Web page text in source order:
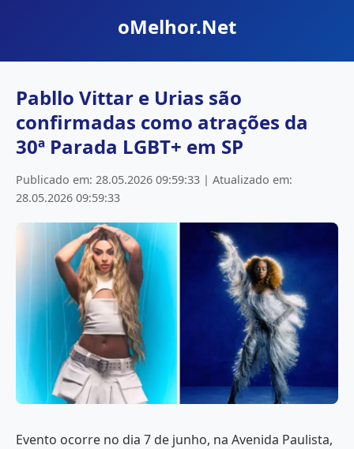
oMelhor.Net
Pabllo Vittar e Urias são
confirmadas como atrações da
30ª Parada LGBT+ em SP
Publicado em: 28.05.2026 09:59:33 | Atualizado em:
28.05.2026 09:59:33
Evento ocorre no dia 7 de junho, na Avenida Paulista,